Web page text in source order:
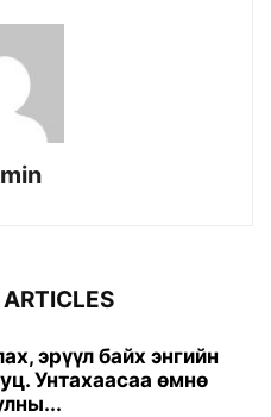
эрүүл байх энгийн
Унтахаасаа өмнө